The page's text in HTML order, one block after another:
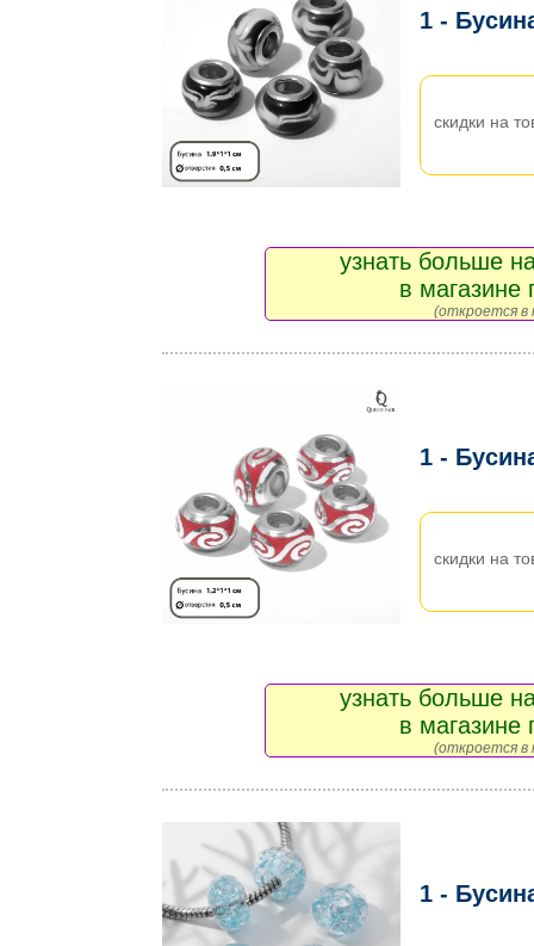
1 -
скидки на
узнать больше
в магазине
(откроется в
1 -
скидки на
узнать больше
в магазине
(откроется в
1 -